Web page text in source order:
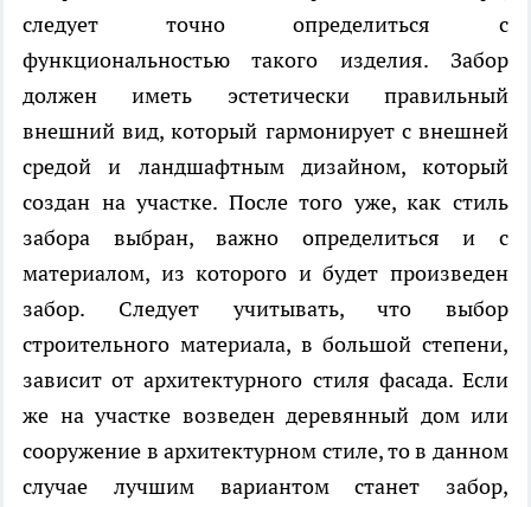
следует точно определиться с
функциональностью такого изделия. Забор
должен иметь эстетически правильный
внешний вид, который гармонирует с внешней
средой и ландшафтным дизайном, который
создан на участке. После того уже, как стиль
забора выбран, важно определиться и с
материалом, из которого и будет произведен
забор. Следует учитывать, что выбор
строительного материала, в большой степени,
зависит от архитектурного стиля фасада. Если
же на участке возведен деревянный дом или
сооружение в архитектурном стиле, то в данном
случае лучшим вариантом станет забор,